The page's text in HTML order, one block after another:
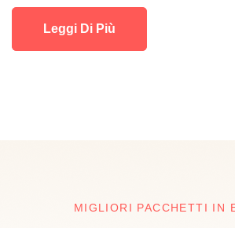
Leggi Di Più
MIGLIORI PACCHETTI IN